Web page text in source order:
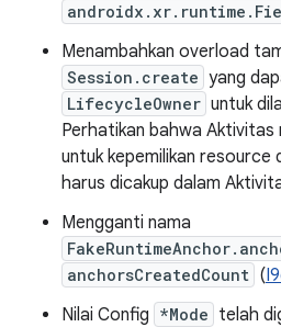
Menambahkan overload
Session.create yang
LifecycleOwner untuk
Perhatikan bahwa Aktivitas
untuk kepemilikan resource
harus dicakup dalam
Mengganti nama
anchorsCreatedCount (
Nilai Config *Mode telah